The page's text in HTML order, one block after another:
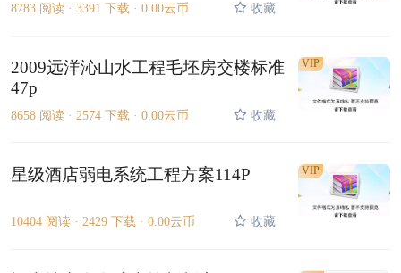
8783 阅读 · 3391 下载 · 0.00云币 收藏
2009远洋沁山水工程毛坯房交楼标准
47p
8658 阅读 · 2574 下载 · 0.00云币 收藏
VIP
星级酒店弱电系统工程方案114P
10404 阅读 · 2429 下载 · 0.00云币 收藏
VIP